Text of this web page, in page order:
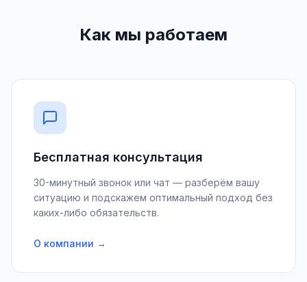
Как мы работаем
Бесплатная консультация
30-минутный звонок или чат — разберём вашу
ситуацию и подскажем оптимальный подход без
каких-либо обязательств.
О компании →